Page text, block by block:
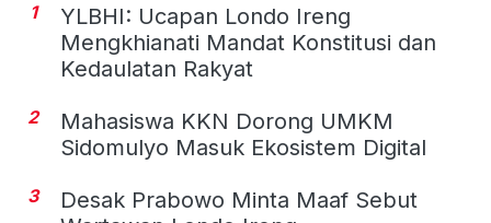
1
YLBHI: Ucapan Londo Ireng
Mengkhianati Mandat Konstitusi dan
Kedaulatan Rakyat
2
Mahasiswa KKN Dorong UMKM
Sidomulyo Masuk Ekosistem Digital
3
Desak Prabowo Minta Maaf Sebut